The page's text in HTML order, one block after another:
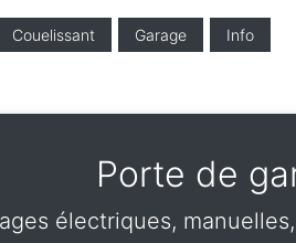
Couelissant Garage Info
Porte de
électriques,